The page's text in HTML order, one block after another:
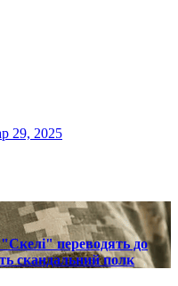
29, 2025
переводять до
скандальний полк